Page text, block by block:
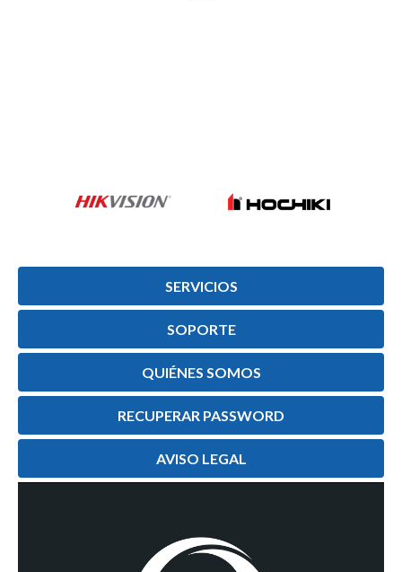
SERVICIOS
SOPORTE
QUIÉNES SOMOS
RECUPERAR PASSWORD
AVISO LEGAL